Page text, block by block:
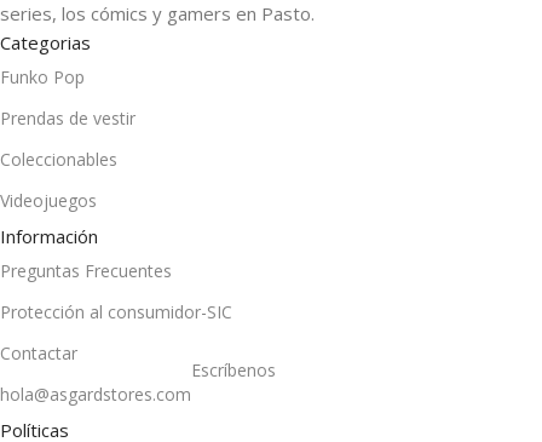
series, los cómics y gamers en Pasto.
Categorias
Funko Pop
Prendas de vestir
Coleccionables
Videojuegos
Información
Preguntas Frecuentes
Protección al consumidor-SIC
Contactar
hola@asgardstores.com
Escríbenos
Políticas